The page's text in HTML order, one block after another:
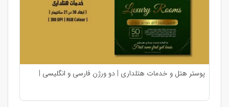
پوستر هتل و خدمات هتلداری | دو ورژن فارسی و انگلیسی |